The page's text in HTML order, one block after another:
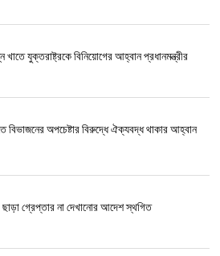
খাতে যুক্তরাষ্ট্রকে বিনিয়োগের আহ্বান প্রধানমন্ত্রীর
বিভাজনের অপচেষ্টার বিরুদ্ধে ঐক্যবদ্ধ থাকার আহ্বান
ছাড়া গ্রেপ্তার না দেখানোর আদেশ স্থগিত